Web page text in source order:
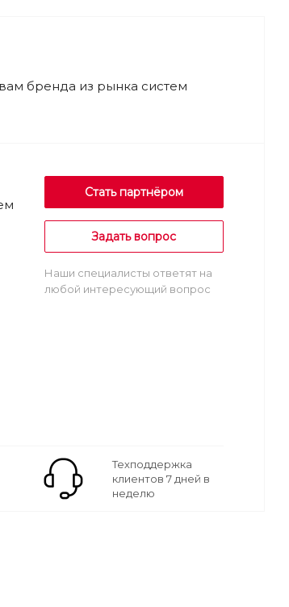
бренда из рынка систем
Стать партнёром
Задать вопрос
Наши специалисты ответят на
любой интересующий вопрос
Техподдержка
клиентов 7 дней в
неделю